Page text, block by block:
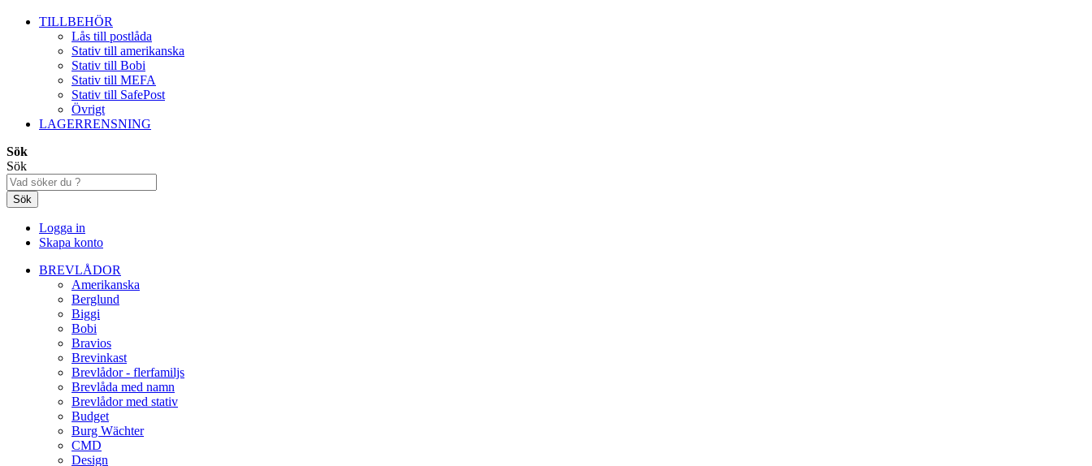
TILLBEHÖR
Lås till postlåda
Stativ till amerikanska
Stativ till Bobi
Stativ till MEFA
Stativ till SafePost
Övrigt
LAGERRENSNING
Sök
Sök
Sök
Logga in
Skapa konto
BREVLÅDOR
Amerikanska
Berglund
Biggi
Bobi
Bravios
Brevinkast
Brevlådor - flerfamiljs
Brevlåda med namn
Brevlådor med stativ
Budget
Burg Wächter
CMD
Design